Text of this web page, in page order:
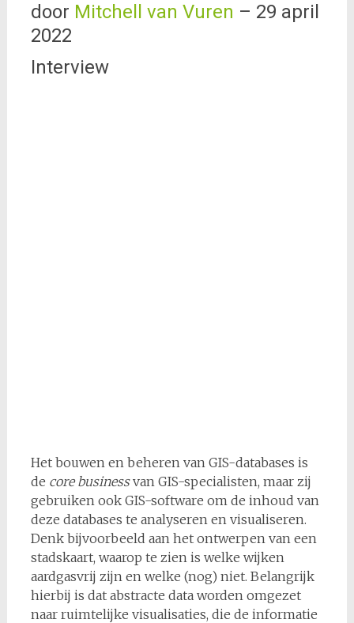
door Mitchell van Vuren – 29 april
2022
Interview
Het bouwen en beheren van GIS-databases is
de core businessvan GIS-specialisten, maar zij
gebruiken ook GIS-software om de inhoud van
deze databases te analyseren en visualiseren.
Denk bijvoorbeeld aan het ontwerpen van een
stadskaart, waarop te zien is welke wijken
aardgasvrij zijn en welke (nog) niet. Belangrijk
hierbij is dat abstracte data worden omgezet
naar ruimtelijke visualisaties, die de informatie